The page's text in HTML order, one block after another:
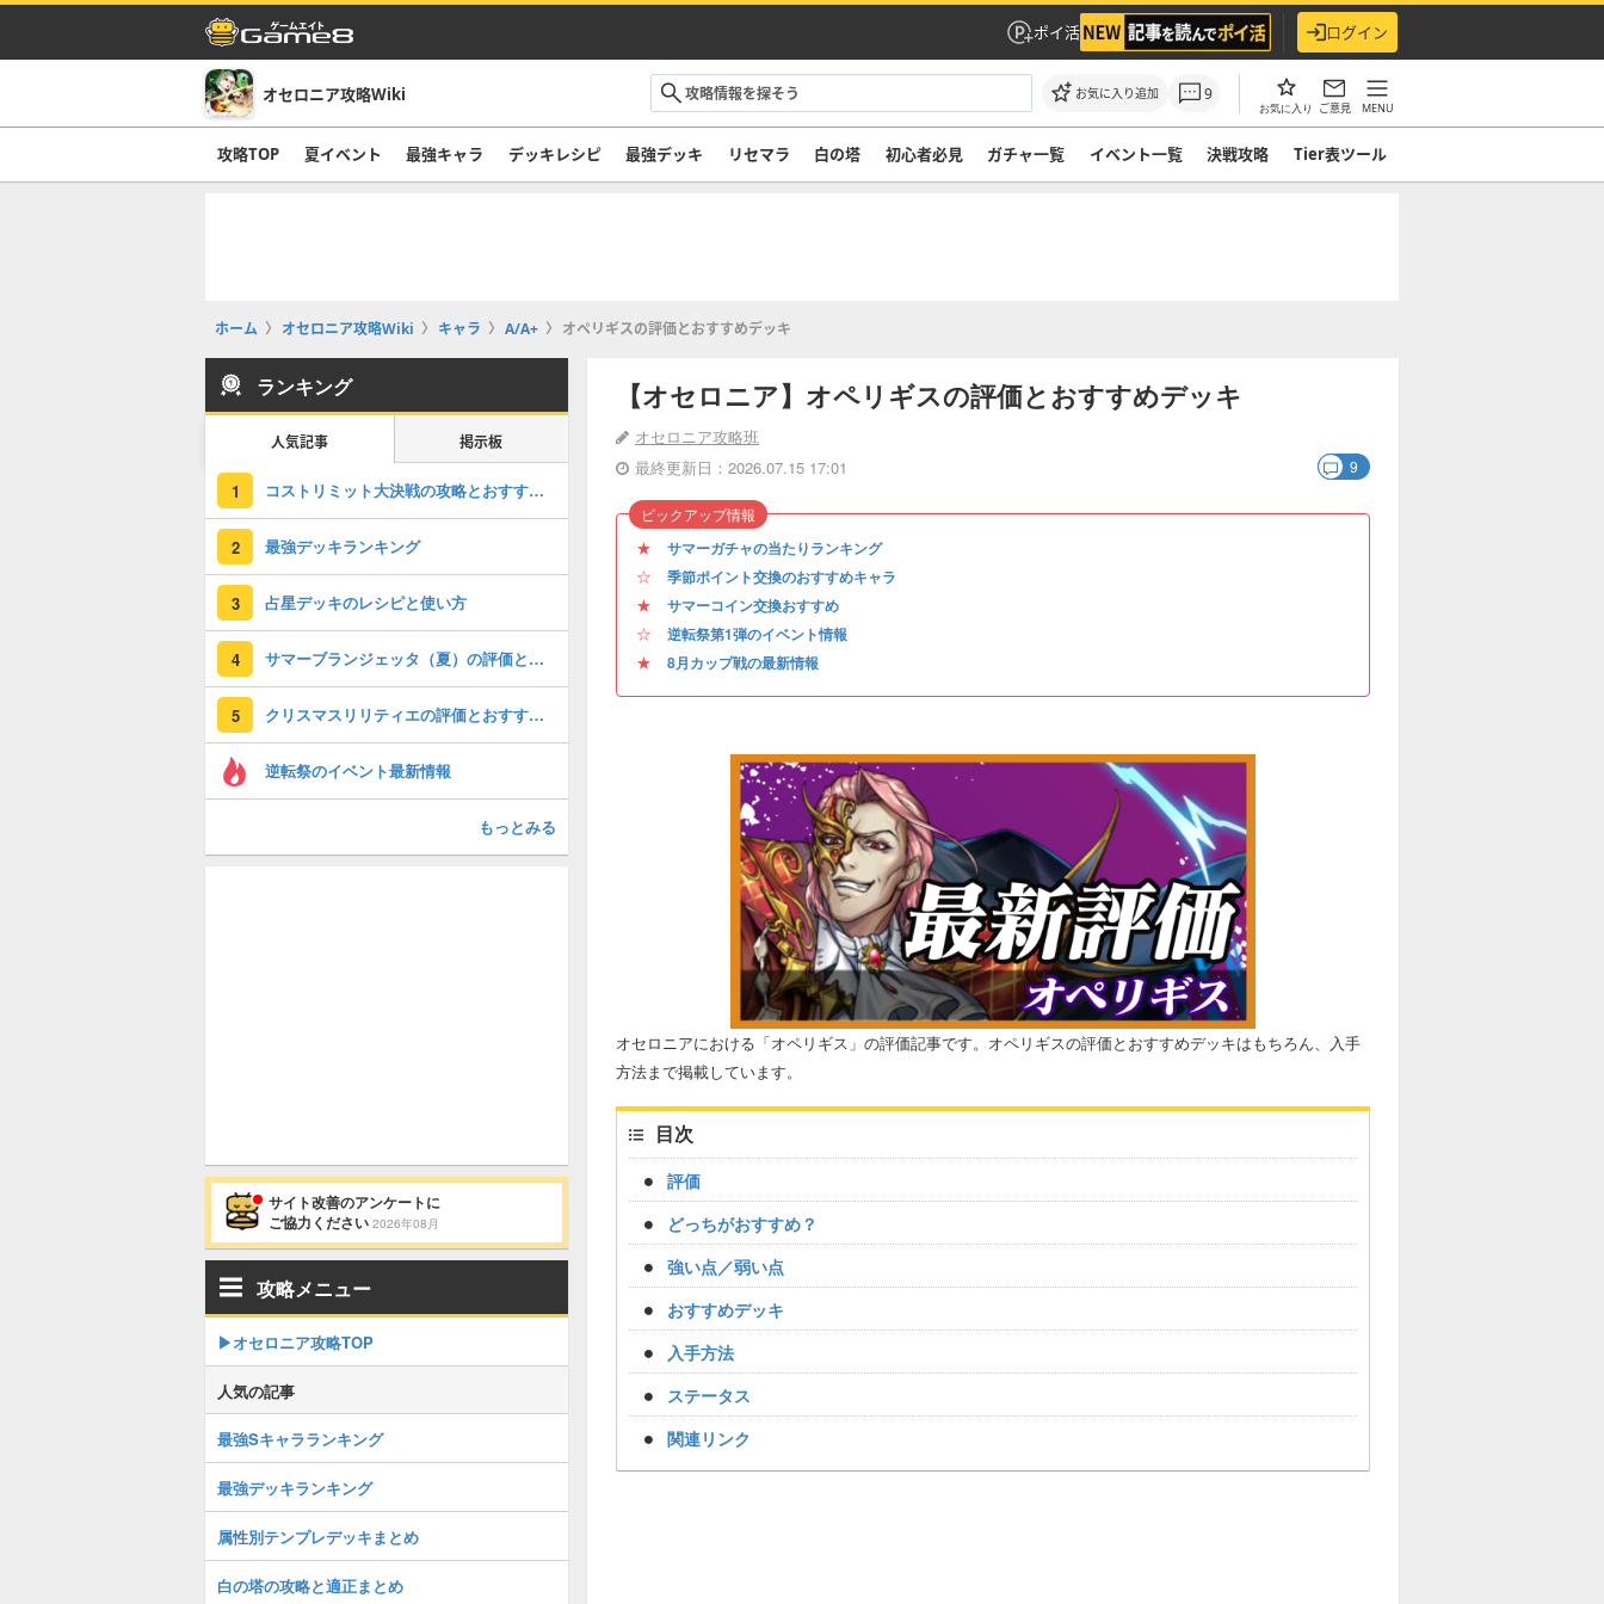
ポイ活 ログイン
オセロニア攻略Wiki お気に入り追加 9
お気に入り ご意見 MENU
攻略TOP 夏イベント 最強キャラ デッキレシピ 最強デッキ リセマラ 白の塔 初心者必見 ガチャ一覧 イベント一覧 決戦攻略 Tier表ツール
ホーム オセロニア攻略Wiki キャラ A/A+ オペリギスの評価とおすすめデッキ
【オセロニア】オペリギスの評価とおすすめデッキ
オセロニア攻略班
最終更新日：2026.07.15 17:01
9
★ サマーガチャの当たりランキング
☆ 季節ポイント交換のおすすめキャラ
★ サマーコイン交換おすすめ
☆ 逆転祭第1弾のイベント情報
★ 8月カップ戦の最新情報
ピックアップ情報
オセロニアにおける「オペリギス」の評価記事です。オペリギスの評価とおすすめデッキはもちろん、入手
方法まで掲載しています。
目次
評価
どっちがおすすめ？
強い点／弱い点
おすすめデッキ
入手方法
ステータス
関連リンク
ランキング
人気記事 掲示板
1 コストリミット大決戦の攻略とおすすめデッキ
2 最強デッキランキング
3 占星デッキのレシピと使い方
4 サマーブランジェッタ（夏）の評価とおすすめデッキ
5 クリスマスリリティエの評価とおすすめデッキ
逆転祭のイベント最新情報
もっとみる
サイト改善のアンケートに
ご協力ください 2026年08月
攻略メニュー
▶︎オセロニア攻略TOP
人気の記事
最強Sキャラランキング
最強デッキランキング
属性別テンプレデッキまとめ
白の塔の攻略と適正まとめ